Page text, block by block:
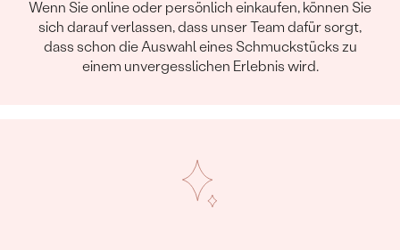
Wenn Sie online oder persönlich einkaufen, können Sie
sich darauf verlassen, dass unser Team dafür sorgt,
dass schon die Auswahl eines Schmuckstücks zu
einem unvergesslichen Erlebnis wird.